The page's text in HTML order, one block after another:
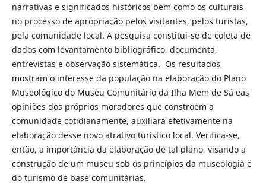
narrativas e significados históricos bem como os culturais
no processo de apropriação pelos visitantes, pelos turistas,
pela comunidade local. A pesquisa constitui-se de coleta de
dados com levantamento bibliográfico, documenta,
entrevistas e observação sistemática. Os resultados
mostram o interesse da população na elaboração do Plano
Museológico do Museu Comunitário da Ilha Mem de Sá eas
opiniões dos próprios moradores que constroem a
comunidade cotidianamente, auxiliará efetivamente na
elaboração desse novo atrativo turístico local. Verifica-se,
então, a importância da elaboração de tal plano, visando a
construção de um museu sob os princípios da museologia e
do turismo de base comunitárias.